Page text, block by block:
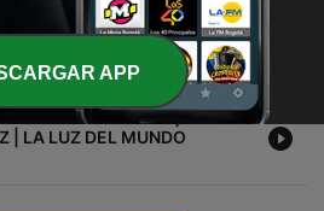
LO MATERIAL | P.E
LUZ DEL MUNDO
ESPIRITU SANTO | P.E
| LA LUZ DEL MUNDO
APP